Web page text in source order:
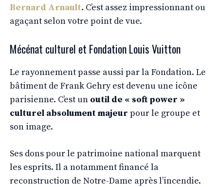
Bernard Arnault. C’est assez impressionnant ou
agaçant selon votre point de vue.
Mécénat culturel et Fondation Louis Vuitton
Le rayonnement passe aussi par la Fondation. Le
bâtiment de Frank Gehry est devenu une icône
parisienne. C’est un outil de « soft power »
culturel absolument majeur pour le groupe et
son image.
Ses dons pour le patrimoine national marquent
les esprits. Il a notamment financé la
reconstruction de Notre-Dame après l’incendie.